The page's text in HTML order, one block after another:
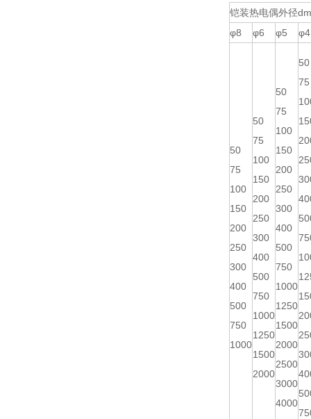
铠装热电偶外径
φ8
φ6 φ5 φ4
50
75
100
150
200
250
300
400
500
750
1000
50
75
100
150
200
250
300
400
500
750
1000
1250
1500
2000
50
75
100
150
200
250
300
400
500
750
1000
1250
1500
2000
2500
3000
4000
50
75